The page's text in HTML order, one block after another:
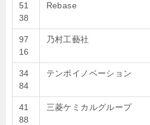
51
38
Rebase
97
16
乃村工藝社
34
84
テンポイノベーション
41
88
三菱ケミカルグループ